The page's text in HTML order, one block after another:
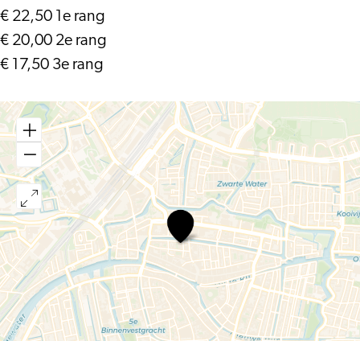
€ 22,50 1e rang
€ 20,00 2e rang
€ 17,50 3e rang
Oliver
en
het
avontuur
van
de
straatkinderen
(8+)
–